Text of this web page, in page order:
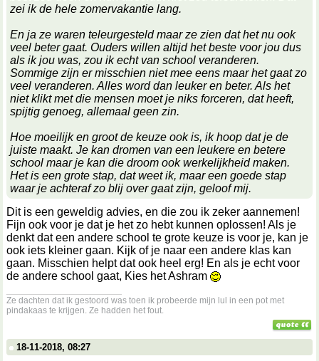
zei ik de hele zomervakantie lang.
En ja ze waren teleurgesteld maar ze zien dat het nu ook
veel beter gaat. Ouders willen altijd het beste voor jou dus
als ik jou was, zou ik echt van school veranderen.
Sommige zijn er misschien niet mee eens maar het gaat zo
veel veranderen. Alles word dan leuker en beter. Als het
niet klikt met die mensen moet je niks forceren, dat heeft,
spijtig genoeg, allemaal geen zin.
Hoe moeilijk en groot de keuze ook is, ik hoop dat je de
juiste maakt. Je kan dromen van een leukere en betere
school maar je kan die droom ook werkelijkheid maken.
Het is een grote stap, dat weet ik, maar een goede stap
waar je achteraf zo blij over gaat zijn, geloof mij.
Dit is een geweldig advies, en die zou ik zeker aannemen!
Fijn ook voor je dat je het zo hebt kunnen oplossen! Als je
denkt dat een andere school te grote keuze is voor je, kan je
ook iets kleiner gaan. Kijk of je naar een andere klas kan
gaan. Misschien helpt dat ook heel erg! En als je echt voor
de andere school gaat, Kies het Ashram
Ze dachten dat ik gestoord was toen ik probeerde mijn lul in een pot met
pindakaas te krijgen. Ze hadden het fout.
18-11-2018, 08:27